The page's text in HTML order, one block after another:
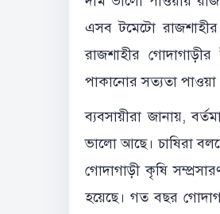
এসব টমেটো রাজশাহীর
রাজশাহীর
পাকানোর সত্যতা পাওয়া
ব্যবসায়ীরা জানায়,
ভালো আছে। চাষিরা
গোদাগাড়ী কৃষি
হয়েছে। গত বছর